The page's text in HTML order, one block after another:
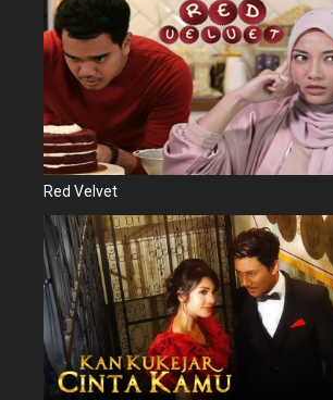
Red Velvet